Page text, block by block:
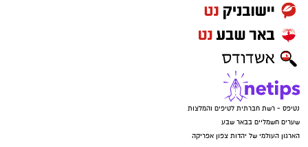
נטיפס - רשת חברתית לטיפים והמלצות
שערים חשמליים בבאר שבע
הארגון העולמי של יהדות צפון אפריקה